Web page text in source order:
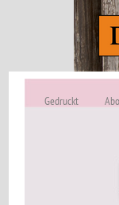
Gedruckt Abo